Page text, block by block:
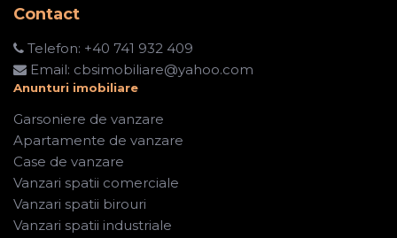
Contact
Telefon: +40 741 932 409
Email: cbsimobiliare@yahoo.com
Anunturi imobiliare
Garsoniere de vanzare
Apartamente de vanzare
Case de vanzare
Vanzari spatii comerciale
Vanzari spatii birouri
Vanzari spatii industriale